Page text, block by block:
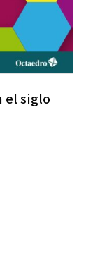
el siglo